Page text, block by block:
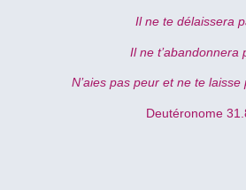
Il ne te délaissera
Il ne t’abandonnera
N’aies pas peur et ne te
Deutéronome